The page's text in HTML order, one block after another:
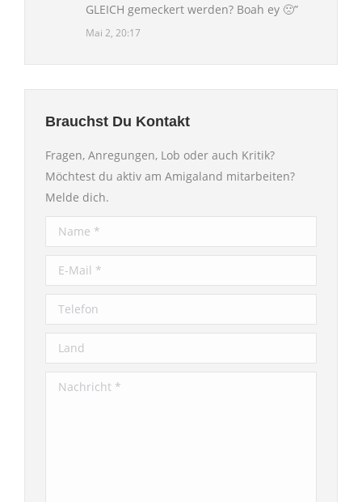
GLEICH gemeckert werden? Boah ey 🙁”
Mai 2, 20:17
Brauchst Du Kontakt
Fragen, Anregungen, Lob oder auch Kritik?
Möchtest du aktiv am Amigaland mitarbeiten?
Melde dich.
Name *
E-Mail *
Telefon
Land
Nachricht *